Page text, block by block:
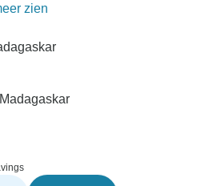
zien
Madagaskar